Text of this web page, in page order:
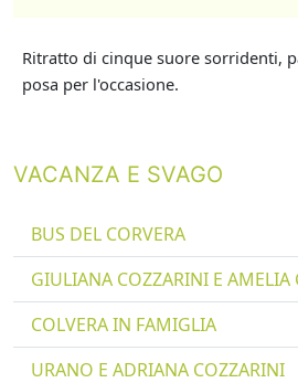
Ritratto di cinque suore sorridenti,
posa per l'occasione.
VACANZA E SVAGO
BUS DEL CORVERA
GIULIANA COZZARINI E AMELIA
COLVERA IN FAMIGLIA
URANO E ADRIANA COZZARINI